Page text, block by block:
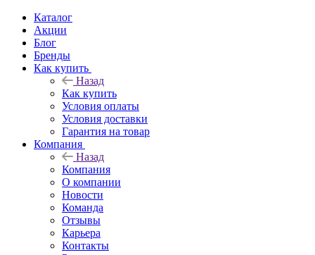
Каталог
Акции
Блог
Бренды
Как купить
Назад
Как купить
Условия оплаты
Условия доставки
Гарантия на товар
Компания
Назад
Компания
О компании
Новости
Команда
Отзывы
Карьера
Контакты